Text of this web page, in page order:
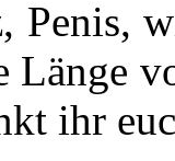
Penis,
Länge
ihr